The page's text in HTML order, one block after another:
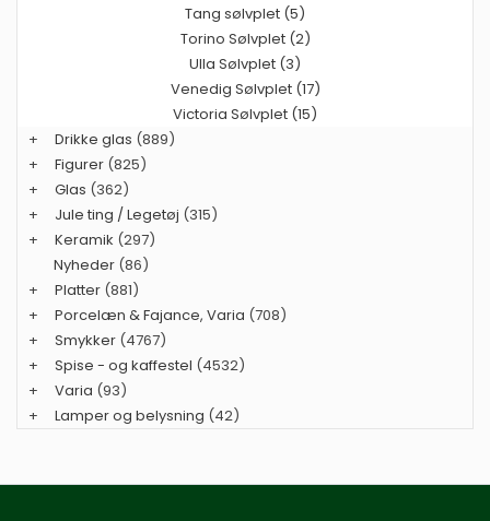
Tang sølvplet (5)
Torino Sølvplet (2)
Ulla Sølvplet (3)
Venedig Sølvplet (17)
Victoria Sølvplet (15)
+
Drikke glas (889)
+
Figurer (825)
+
Glas (362)
+
Jule ting / Legetøj (315)
+
Keramik (297)
Nyheder (86)
+
Platter (881)
+
Porcelæn & Fajance, Varia (708)
+
Smykker (4767)
+
Spise - og kaffestel (4532)
+
Varia (93)
+
Lamper og belysning (42)